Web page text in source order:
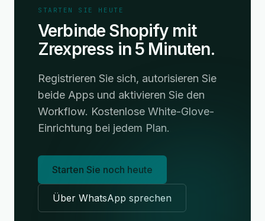
STARTEN SIE HEUTE
Verbinde Shopify mit
Zrexpress in 5 Minuten.
Registrieren Sie sich, autorisieren Sie
beide Apps und aktivieren Sie den
Workflow. Kostenlose White-Glove-
Einrichtung bei jedem Plan.
Starten Sie noch heute
Über WhatsApp sprechen